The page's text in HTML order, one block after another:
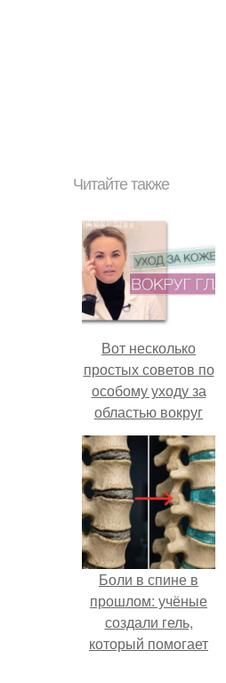
Читайте также
Вот несколько
простых советов по
особому уходу за
областью вокруг
глаз:
Боли в спине в
прошлом: учёные
создали гель,
который помогает